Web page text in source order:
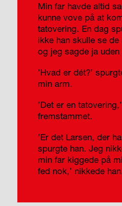
Min far havde altid
kunne vove på at
tatovering. En dag
ikke han skulle se de
og jeg sagde ja
’Hvad er dét?’
min arm.
’Det er en
fremstammet.
’Er det Larsen, der
spurgte han. Jeg
min far kiggede på
fed nok,’ nikkede